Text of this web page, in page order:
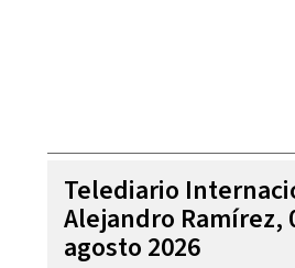
Telediario
Alejandro Ramírez,
agosto 2026